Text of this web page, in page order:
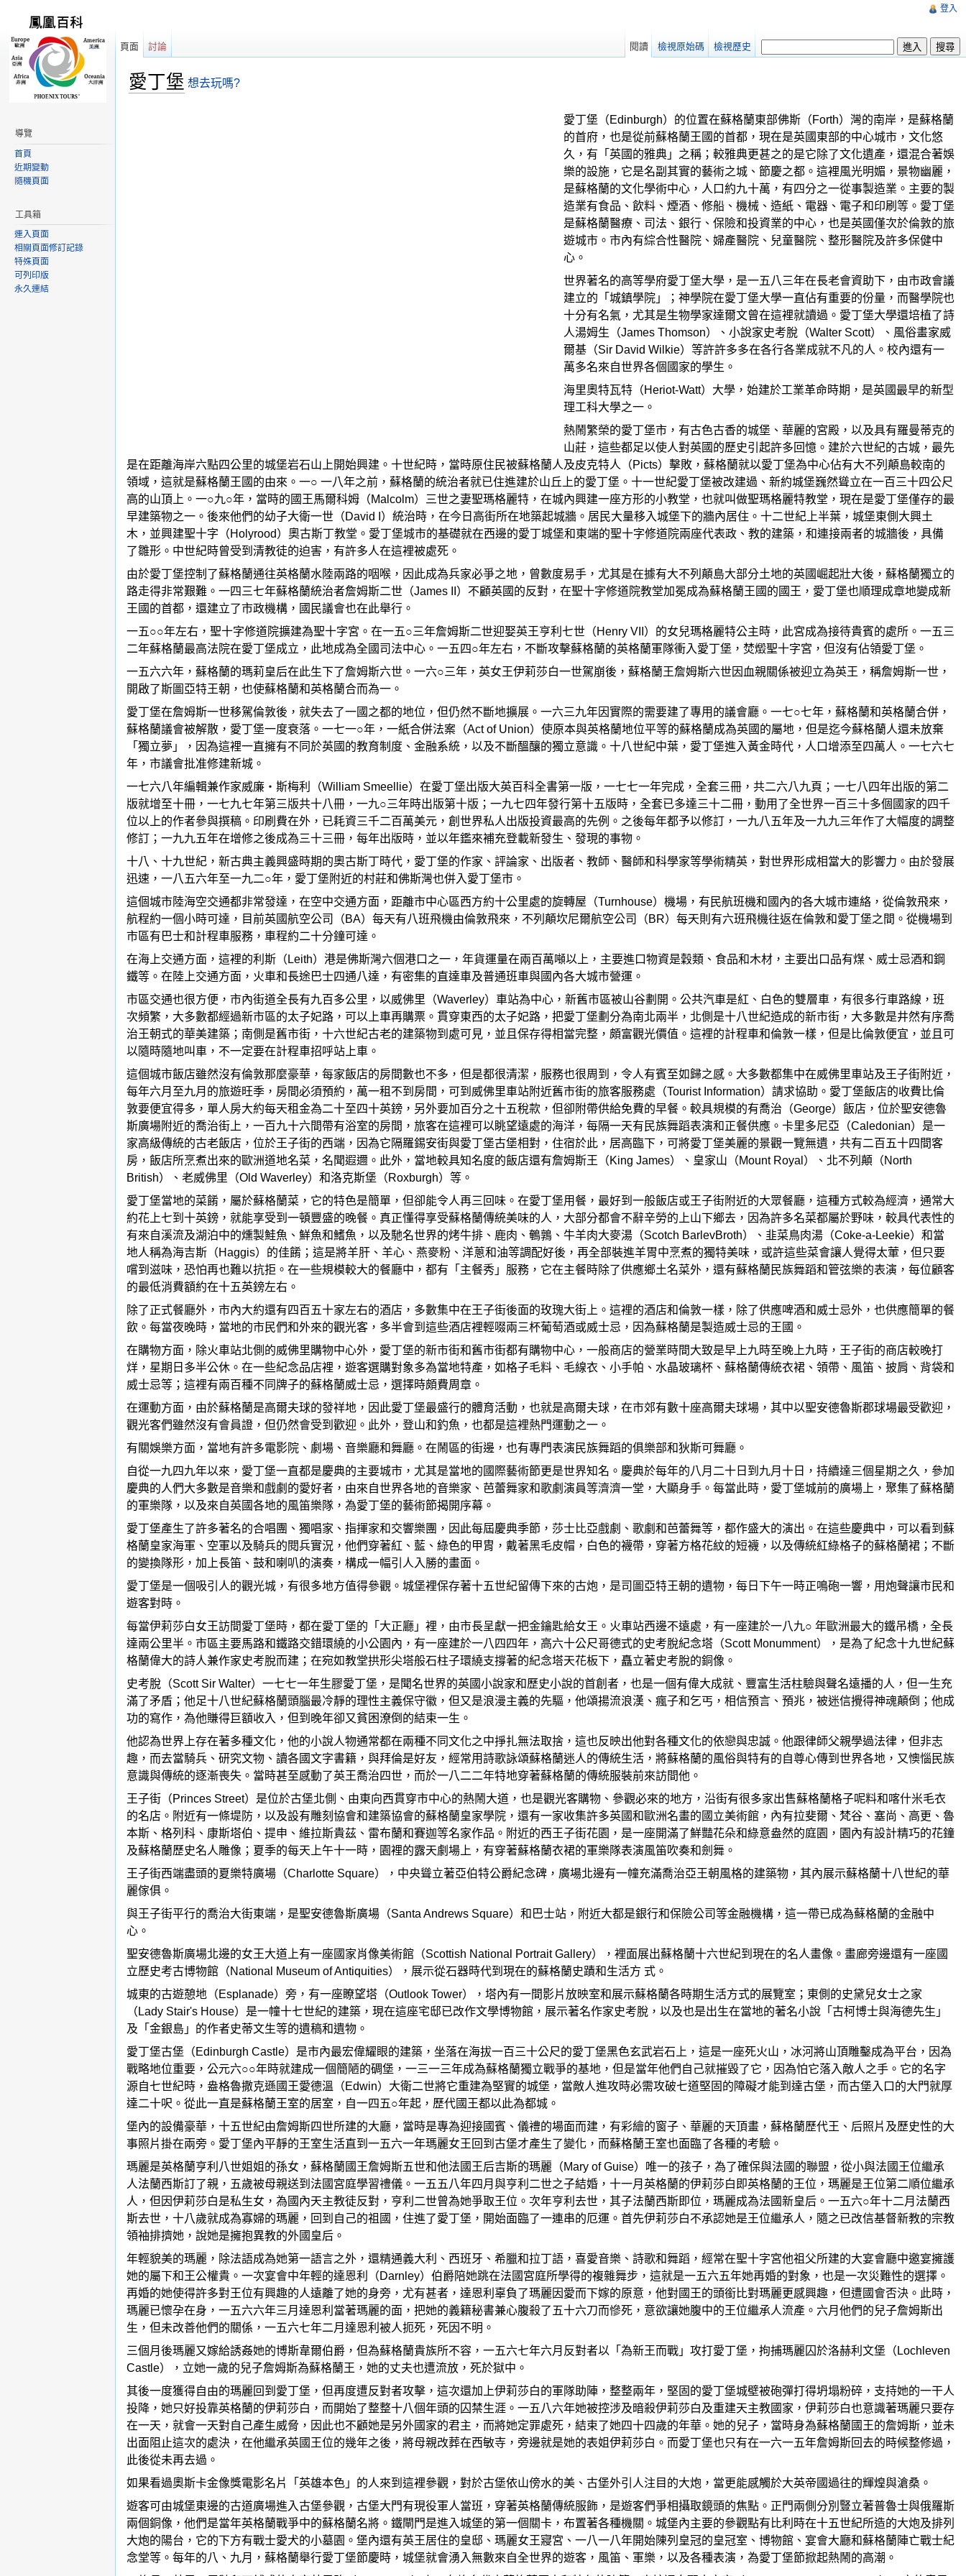
愛丁堡 想去玩嗎?
愛丁堡（Edinburgh）的位置在蘇格蘭東部佛斯（Forth）灣的南岸，是蘇格蘭
的首府，也是從前蘇格蘭王國的首都，現在是英國東部的中心城市，文化悠
久，有「英國的雅典」之稱；較雅典更甚之的是它除了文化遺產，還混合著娛
樂的設施，它是名副其實的藝術之城、節慶之都。這裡風光明媚，景物幽麗，
是蘇格蘭的文化學術中心，人口約九十萬，有四分之一從事製造業。主要的製
造業有食品、飲料、煙酒、修船、機械、造紙、電器、電子和印刷等。愛丁堡
是蘇格蘭醫療、司法、銀行、保險和投資業的中心，也是英國僅次於倫敦的旅
遊城市。市內有綜合性醫院、婦產醫院、兒童醫院、整形醫院及許多保健中
心。
世界著名的高等學府愛丁堡大學，是一五八三年在長老會資助下，由市政會議
建立的「城鎮學院」；神學院在愛丁堡大學一直佔有重要的份量，而醫學院也
十分有名氣，尤其是生物學家達爾文曾在這裡就讀過。愛丁堡大學還培植了詩
人湯姆生（James Thomson）、小說家史考脫（Walter Scott）、風俗畫家威
爾基（Sir David Wilkie）等許許多多在各行各業成就不凡的人。校內還有一
萬多名來自世界各個國家的學生。
海里奧特瓦特（Heriot-Watt）大學，始建於工業革命時期，是英國最早的新型
理工科大學之一。
熱鬧繁榮的愛丁堡市，有古色古香的城堡、華麗的宮殿，以及具有羅曼蒂克的
山莊，這些都足以使人對英國的歷史引起許多回憶。建於六世紀的古城，最先
是在距離海岸六點四公里的城堡岩石山上開始興建。十世紀時，當時原住民被蘇格蘭人及皮克特人（Picts）擊敗，蘇格蘭就以愛丁堡為中心佔有大不列顛島較南的
領域，這就是蘇格蘭王國的由來。一○ 一八年之前，蘇格蘭的統治者就已住進建於山丘上的愛丁堡。十一世紀愛丁堡被改建過、新約城堡巍然聳立在一百三十四公尺
高的山頂上。一○九○年，當時的國王馬爾科姆（Malcolm）三世之妻聖瑪格麗特，在城內興建一座方形的小教堂，也就叫做聖瑪格麗特教堂，現在是愛丁堡僅存的最
早建築物之一。後來他們的幼子大衛一世（David I）統治時，在今日高街所在地築起城牆。居民大量移入城堡下的牆內居住。十二世紀上半葉，城堡東側大興土
木，並興建聖十字（Holyrood）奧古斯丁教堂。愛丁堡城市的基礎就在西邊的愛丁城堡和東端的聖十字修道院兩座代表政、教的建築，和連接兩者的城牆後，具備
了雛形。中世紀時曾受到清教徒的迫害，有許多人在這裡被處死。
由於愛丁堡控制了蘇格蘭通往英格蘭水陸兩路的咽喉，因此成為兵家必爭之地，曾數度易手，尤其是在據有大不列顛島大部分土地的英國崛起壯大後，蘇格蘭獨立的
路走得非常艱難。一四三七年蘇格蘭統治者詹姆斯二世（James II）不顧英國的反對，在聖十字修道院教堂加冕成為蘇格蘭王國的國王，愛丁堡也順理成章地變成新
王國的首都，還建立了市政機構，國民議會也在此舉行。
一五○○年左右，聖十字修道院擴建為聖十字宮。在一五○三年詹姆斯二世迎娶英王亨利七世（Henry VII）的女兒瑪格麗特公主時，此宮成為接待貴賓的處所。一五三
二年蘇格蘭最高法院在愛丁堡成立，此地成為全國司法中心。一五四○年左右，不斷攻擊蘇格蘭的英格蘭軍隊衝入愛丁堡，焚燬聖十字宮，但沒有佔領愛丁堡。
一五六六年，蘇格蘭的瑪莉皇后在此生下了詹姆斯六世。一六○三年，英女王伊莉莎白一世駕崩後，蘇格蘭王詹姆斯六世因血親關係被迎立為英王，稱詹姆斯一世，
開啟了斯圖亞特王朝，也使蘇格蘭和英格蘭合而為一。
愛丁堡在詹姆斯一世移駕倫敦後，就失去了一國之都的地位，但仍然不斷地擴展。一六三九年因實際的需要建了專用的議會廳。一七○七年，蘇格蘭和英格蘭合併，
蘇格蘭議會被解散，愛丁堡一度衰落。一七一○年，一紙合併法案（Act of Union）使原本與英格蘭地位平等的蘇格蘭成為英國的屬地，但是迄今蘇格蘭人還未放棄
「獨立夢」，因為這裡一直擁有不同於英國的教育制度、金融系統，以及不斷醞釀的獨立意識。十八世紀中葉，愛丁堡進入黃金時代，人口增添至四萬人。一七六七
年，市議會批准修建新城。
一七六八年編輯兼作家威廉‧斯梅利（William Smeellie）在愛丁堡出版大英百科全書第一版，一七七一年完成，全套三冊，共二六八九頁；一七八四年出版的第二
版就增至十冊，一七九七年第三版共十八冊，一九○三年時出版第十版；一九七四年發行第十五版時，全套已多達三十二冊，動用了全世界一百三十多個國家的四千
位以上的作者參與撰稿。印刷費在外，已耗資三千二百萬美元，創世界私人出版投資最高的先例。之後每年都予以修訂，一九八五年及一九九三年作了大幅度的調整
修訂；一九九五年在增修之後成為三十三冊，每年出版時，並以年鑑來補充登載新發生、發現的事物。
十八、十九世紀，新古典主義興盛時期的奧古斯丁時代，愛丁堡的作家、評論家、出版者、教師、醫師和科學家等學術精英，對世界形成相當大的影響力。由於發展
迅速，一八五六年至一九二○年，愛丁堡附近的村莊和佛斯灣也併入愛丁堡市。
這個城市陸海空交通都非常發達，在空中交通方面，距離市中心區西方約十公里處的旋轉屋（Turnhouse）機場，有民航班機和國內的各大城市連絡，從倫敦飛來，
航程約一個小時可達，目前英國航空公司（BA）每天有八班飛機由倫敦飛來，不列顛坎尼爾航空公司（BR）每天則有六班飛機往返在倫敦和愛丁堡之間。從機場到
市區有巴士和計程車服務，車程約二十分鐘可達。
在海上交通方面，這裡的利斯（Leith）港是佛斯灣六個港口之一，年貨運量在兩百萬噸以上，主要進口物資是穀類、食品和木材，主要出口品有煤、威士忌酒和鋼
鐵等。在陸上交通方面，火車和長途巴士四通八達，有密集的直達車及普通班車與國內各大城市營運。
市區交通也很方便，市內街道全長有九百多公里，以威佛里（Waverley）車站為中心，新舊市區被山谷劃開。公共汽車是紅、白色的雙層車，有很多行車路線，班
次頻繁，大多數都經過新市區的太子妃路，可以上車再購票。貫穿東西的太子妃路，把愛丁堡劃分為南北兩半，北側是十八世紀造成的新市街，大多數是井然有序喬
治王朝式的華美建築；南側是舊市街，十六世紀古老的建築物到處可見，並且保存得相當完整，頗富觀光價值。這裡的計程車和倫敦一樣，但是比倫敦便宜，並且可
以隨時隨地叫車，不一定要在計程車招呼站上車。
這個城市飯店雖然沒有倫敦那麼豪華，每家飯店的房間數也不多，但是都很清潔，服務也很周到，令人有賓至如歸之感。大多數都集中在威佛里車站及王子街附近，
每年六月至九月的旅遊旺季，房間必須預約，萬一租不到房間，可到威佛里車站附近舊市街的旅客服務處（Tourist Information）請求協助。愛丁堡飯店的收費比倫
敦要便宜得多，單人房大約每天租金為二十至四十英鎊，另外要加百分之十五稅款，但卻附帶供給免費的早餐。較具規模的有喬治（George）飯店，位於聖安德魯
斯廣場附近的喬治街上，一百九十六間帶有浴室的房間，旅客在這裡可以眺望遠處的海洋，每隔一天有民族舞蹈表演和正餐供應。卡里多尼亞（Caledonian）是一
家高級傳統的古老飯店，位於王子街的西端，因為它隔羅錫安街與愛丁堡古堡相對，住宿於此，居高臨下，可將愛丁堡美麗的景觀一覽無遺，共有二百五十四間客
房，飯店所烹煮出來的歐洲道地名菜，名聞遐邇。此外，當地較具知名度的飯店還有詹姆斯王（King James）、皇家山（Mount Royal）、北不列顛（North
British）、老威佛里（Old Waverley）和洛克斯堡（Roxburgh）等。
愛丁堡當地的菜餚，屬於蘇格蘭菜，它的特色是簡單，但卻能令人再三回味。在愛丁堡用餐，最好到一般飯店或王子街附近的大眾餐廳，這種方式較為經濟，通常大
約花上七到十英鎊，就能享受到一頓豐盛的晚餐。真正懂得享受蘇格蘭傳統美味的人，大部分都會不辭辛勞的上山下鄉去，因為許多名菜都屬於野味，較具代表性的
有來自溪流及湖泊中的燻製鮭魚、鮮魚和鰭魚，以及馳名世界的烤牛排、鹿肉、鵪鶉、牛羊肉大麥湯（Scotch BarlevBroth）、韭菜鳥肉湯（Coke-a-Leekie）和當
地人稱為海吉斯（Haggis）的佳餚；這是將羊肝、羊心、燕麥粉、洋蔥和油等調配好後，再全部裝進羊胃中烹煮的獨特美味，或許這些菜會讓人覺得太葷，但只要
嚐到滋味，恐怕再也難以抗拒。在一些規模較大的餐廳中，都有「主餐秀」服務，它在主餐時除了供應鄉土名菜外，還有蘇格蘭民族舞蹈和管弦樂的表演，每位顧客
的最低消費額約在十五英鎊左右。
除了正式餐廳外，市內大約還有四百五十家左右的酒店，多數集中在王子街後面的玫瑰大街上。這裡的酒店和倫敦一樣，除了供應啤酒和威士忌外，也供應簡單的餐
飲。每當夜晚時，當地的市民們和外來的觀光客，多半會到這些酒店裡輕啜兩三杯葡萄酒或威士忌，因為蘇格蘭是製造威士忌的王國。
在購物方面，除火車站北側的威佛里購物中心外，愛丁堡的新市街和舊市街都有購物中心，一般商店的營業時間大致是早上九時至晚上九時，王子街的商店較晚打
烊，星期日多半公休。在一些紀念品店裡，遊客選購對象多為當地特產，如格子毛料、毛線衣、小手帕、水晶玻璃杯、蘇格蘭傳統衣裙、領帶、風笛、披肩、背袋和
威士忌等；這裡有兩百種不同牌子的蘇格蘭威士忌，選擇時頗費周章。
在運動方面，由於蘇格蘭是高爾夫球的發祥地，因此愛丁堡最盛行的體育活動，也就是高爾夫球，在市郊有數十座高爾夫球場，其中以聖安德魯斯郡球場最受歡迎，
觀光客們雖然沒有會員證，但仍然會受到歡迎。此外，登山和釣魚，也都是這裡熱門運動之一。
有關娛樂方面，當地有許多電影院、劇場、音樂廳和舞廳。在鬧區的街邊，也有專門表演民族舞蹈的俱樂部和狄斯可舞廳。
自從一九四九年以來，愛丁堡一直都是慶典的主要城市，尤其是當地的國際藝術節更是世界知名。慶典於每年的八月二十日到九月十日，持續達三個星期之久，參加
慶典的人們大多數是音樂和戲劇的愛好者，由來自世界各地的音樂家、芭蕾舞家和歌劇演員等濟濟一堂，大顯身手。每當此時，愛丁堡城前的廣場上，聚集了蘇格蘭
的軍樂隊，以及來自英國各地的風笛樂隊，為愛丁堡的藝術節揭開序幕。
愛丁堡產生了許多著名的合唱團、獨唱家、指揮家和交響樂團，因此每屆慶典季節，莎士比亞戲劇、歌劇和芭蕾舞等，都作盛大的演出。在這些慶典中，可以看到蘇
格蘭皇家海軍、空軍以及騎兵的閱兵實況，他們穿著紅、藍、綠色的甲胄，戴著黑毛皮帽，白色的襪帶，穿著方格花紋的短襪，以及傳統紅綠格子的蘇格蘭裙；不斷
的變換隊形，加上長笛、鼓和喇叭的演奏，構成一幅引人入勝的畫面。
愛丁堡是一個吸引人的觀光城，有很多地方值得參觀。城堡裡保存著十五世紀留傳下來的古炮，是司圖亞特王朝的遺物，每日下午一時正鳴砲一響，用炮聲讓市民和
遊客對時。
每當伊莉莎白女王訪間愛丁堡時，都在愛丁堡的「大正廳」裡，由市長呈獻一把金鑰匙給女王。火車站西邊不遠處，有一座建於一八九○ 年歐洲最大的鐵吊橋，全長
達兩公里半。市區主要馬路和鐵路交錯環繞的小公園內，有一座建於一八四四年，高六十公尺哥德式的史考脫紀念塔（Scott Monumment），是為了紀念十九世紀蘇
格蘭偉大的詩人兼作家史考脫而建；在宛如教堂拱形尖塔般石柱子環繞支撐著的紀念塔天花板下，矗立著史考脫的銅像。
史考脫（Scott Sir Walter）一七七一年生膠愛丁堡，是聞名世界的英國小說家和歷史小說的首創者，也是一個有偉大成就、豐富生活柱驗與聲名遠播的人，但一生充
滿了矛盾；他足十八世紀蘇格蘭頭腦最冷靜的理性主義保守徽，但又是浪漫主義的先驅，他頌揚流浪漢、瘋子和乞丐，相信預言、預兆，被迷信攪得神魂顛倒；他成
功的寫作，為他賺得巨額收入，但到晚年卻又貧困潦倒的結束一生。
他認為世界上存在著多種文化，他的小說人物通常都在兩種不同文化之中掙扎無法取捨，這也反映出他對各種文化的依戀與忠誠。他跟律師父親學過法律，但非志
趣，而去當騎兵、研究文物、讀各國文字書籍，與拜倫是好友，經常用詩歌詠頌蘇格蘭迷人的傳統生活，將蘇格蘭的風俗與特有的自尊心傳到世界各地，又懊惱民族
意識與傳統的逐漸喪失。當時甚至感動了英王喬治四世，而於一八二二年特地穿著蘇格蘭的傳統服裝前來訪間他。
王子街（Princes Street）是位於古堡北側、由東向西貫穿市中心的熱鬧大道，也是觀光客購物、參觀必來的地方，沿街有很多家出售蘇格蘭格子呢料和喀什米毛衣
的名店。附近有一條堤防，以及設有雕刻協會和建築協會的蘇格蘭皇家學院，還有一家收集許多英國和歐洲名畫的國立美術館，內有拉斐爾、梵谷、塞尚、高更、魯
本斯、格列科、康斯塔伯、提申、維拉斯貴茲、雷布蘭和賽迦等名家作品。附近的西王子街花園，是一座開滿了鮮豔花朵和綠意盎然的庭園，園內有設計精巧的花鐘
及蘇格蘭歷史名人雕像；夏季的每天上午十一時，園裡的露天劇場上，有穿著蘇格蘭衣裙的軍樂隊表演風笛吹奏和劍舞。
王子街西端盡頭的夏樂特廣場（Charlotte Square），中央聳立著亞伯特公爵紀念碑，廣場北邊有一幢充滿喬治亞王朝風格的建築物，其內展示蘇格蘭十八世紀的華
麗傢俱。
與王子街平行的喬治大街東端，是聖安德魯斯廣場（Santa Andrews Square）和巴士站，附近大都是銀行和保險公司等金融機構，這一帶已成為蘇格蘭的金融中
心。
聖安德魯斯廣場北邊的女王大道上有一座國家肖像美術館（Scottish National Portrait Gallery），裡面展出蘇格蘭十六世紀到現在的名人畫像。畫廊旁邊還有一座國
立歷史考古博物館（National Museum of Antiquities），展示從石器時代到現在的蘇格蘭史蹟和生活方 式。
城東的古遊憩地（Esplanade）旁，有一座瞭望塔（Outlook Tower），塔內有一間影片放映室和展示蘇格蘭各時期生活方式的展覽室；東側的史黛兒女士之家
（Lady Stair's House）是一幢十七世紀的建築，現在這座宅邸已改作文學博物館，展示著名作家史考脫，以及也是出生在當地的著名小說「古柯博士與海德先生」
及「金銀島」的作者史蒂文生等的遺稿和遺物。
愛丁堡古堡（Edinburgh Castle）是市內最宏偉耀眼的建築，坐落在海拔一百三十公尺的愛丁堡黑色玄武岩石上，這是一座死火山，冰河將山頂雕鑿成為平台，因為
戰略地位重要，公元六○○年時就建成一個簡陋的碉堡，一三一三年成為蘇格蘭獨立戰爭的基地，但是當年他們自己就摧毀了它，因為怕它落入敵人之手。它的名字
源自七世紀時，盎格魯撒克遜國王愛德溫（Edwin）大衛二世將它重建為堅實的城堡，當敵人進攻時必需攻破七道堅固的障礙才能到達古堡，而古堡入口的大門就厚
達二十呎。從此一直是蘇格蘭王室的居室，自一四五○年起，歷代國王都以此為都城。
堡內的設備豪華，十五世紀由詹姆斯四世所建的大廳，當時是專為迎接國賓、儀禮的場面而建，有彩繪的窗子、華麗的天頂畫，蘇格蘭歷代王、后照片及歷史性的大
事照片掛在兩旁。愛丁堡內平靜的王室生活直到一五六一年瑪麗女王回到古堡才產生了變化，而蘇格蘭王室也面臨了各種的考驗。
瑪麗是英格蘭亨利八世姐姐的孫女，蘇格蘭國王詹姆斯五世和他法國王后吉斯的瑪麗（Mary of Guise）唯一的孩子，為了確保與法國的聯盟，從小與法國王位繼承
人法蘭西斯訂了親，五歲被母親送到法國宮庭學習禮儀。一五五八年四月與亨利二世之子結婚，十一月英格蘭的伊莉莎白即英格蘭的王位，瑪麗是王位第二順位繼承
人，但因伊莉莎白是私生女，為國內天主教徒反對，亨利二世曾為她爭取王位。次年亨利去世，其子法蘭西斯即位，瑪麗成為法國新皇后。一五六○年十二月法蘭西
斯去世，十八歲就成為寡婦的瑪麗，回到自己的祖國，住進了愛丁堡，開始面臨了一連串的厄運。首先伊莉莎白不承認她是王位繼承人，隨之已改信基督新教的宗教
領袖排擠她，說她是擁抱異教的外國皇后。
年輕貌美的瑪麗，除法語成為她第一語言之外，還精通義大利、西班牙、希臘和拉丁語，喜愛音樂、詩歌和舞蹈，經常在聖十字宮他祖父所建的大宴會廳中邀宴擁護
她的屬下和王公權貴。一次宴會中年輕的達恩利（Darnley）伯爵陪她跳在法國宮庭所學得的複雜舞步，這就是一五六五年她再婚的對象，也是一次災難性的選擇。
再婚的她使得許多對王位有興趣的人遠離了她的身旁，尤有甚者，達恩利辜負了瑪麗因愛而下嫁的原意，他對國王的頭銜比對瑪麗更感興趣，但遭國會否決。此時，
瑪麗已懷孕在身，一五六六年三月達恩利當著瑪麗的面，把她的義籍秘書兼心腹殺了五十六刀而慘死，意欲讓她腹中的王位繼承人流產。六月他們的兒子詹姆斯出
生，但未改善他們的關係，一五六七年二月達恩利被人扼死，死因不明。
三個月後瑪麗又嫁給誘姦她的博斯韋爾伯爵，但為蘇格蘭貴族所不容，一五六七年六月反對者以「為新王而戰」攻打愛丁堡，拘捕瑪麗囚於洛赫利文堡（Lochleven
Castle），立她一歲的兒子詹姆斯為蘇格蘭王，她的丈夫也遭流放，死於獄中。
其後一度獲得自由的瑪麗回到愛丁堡，但再度遭反對者攻擊，這次還加上伊莉莎白的軍隊助陣，整整兩年，堅固的愛丁堡城壁被砲彈打得坍塌粉碎，支持她的一干人
投降，她只好投靠英格蘭的伊莉莎白，而開始了整整十八個年頭的囚禁生涯。一五八六年她被控涉及暗殺伊莉莎白及重建天主教國家，伊莉莎白也意識著瑪麗只要存
在一天，就會一天對自己產生威脅，因此也不顧她是另外國家的君主，而將她定罪處死，結束了她四十四歲的年華。她的兒子，當時身為蘇格蘭國王的詹姆斯，並未
出面阻止這次的處決，在他繼承英國王位的幾年之後，將母親改葬在西敏寺，旁邊就是她的表姐伊莉莎白。而愛丁堡也只有在一六一五年詹姆斯回去的時候整修過，
此後從未再去過。
如果看過奧斯卡金像獎電影名片「英雄本色」的人來到這裡參觀，對於古堡依山傍水的美、古堡外引人注目的大炮，當更能感觸於大英帝國過往的輝煌與滄桑。
遊客可由城堡東邊的古道廣場進入古堡參觀，古堡大門有現役軍人當班，穿著英格蘭傳統服飾，是遊客們爭相攝取鏡頭的焦點。正門兩側分別豎立著普魯士與俄羅斯
兩個銅像，他們是當年英格蘭戰爭中的蘇格蘭名將。鐵閘門是進入城堡的第一個關卡，布置著各種機關。城堡內主要的參觀點有比利時在十五世紀所造的大炮及排列
大炮的陽台，它的下方有戰士愛犬的小墓園。堡內還有英王居住的皇邸、瑪麗女王寢宮、一八一八年開始陳列皇冠的皇冠室、博物館、宴會大廳和蘇格蘭陣亡戰士紀
念堂等。每年的八、九月，蘇格蘭舉行愛丁堡節慶時，城堡就會湧入無數來自全世界的遊客，風笛、軍樂，以及各種表演，為愛丁堡節掀起熱鬧的高潮。
登入
頁面 討論 閱讀 檢視原始碼 檢視歷史
導覽
首頁
近期變動
隨機頁面
工具箱
連入頁面
相關頁面修訂記錄
特殊頁面
可列印版
永久連結